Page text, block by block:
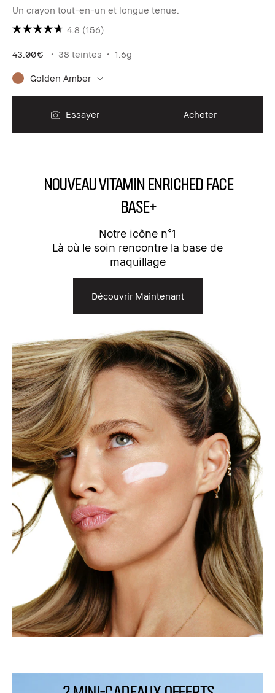
Un crayon tout-en-un et longue tenue.
4.8 (156)
43.00€ 38 teintes 1.6g
Golden Amber
Essayer Acheter
NOUVEAU Vitamin Enriched Face
Base+
Notre icône n°1
Là où le soin rencontre la base de
maquillage
Découvrir Maintenant